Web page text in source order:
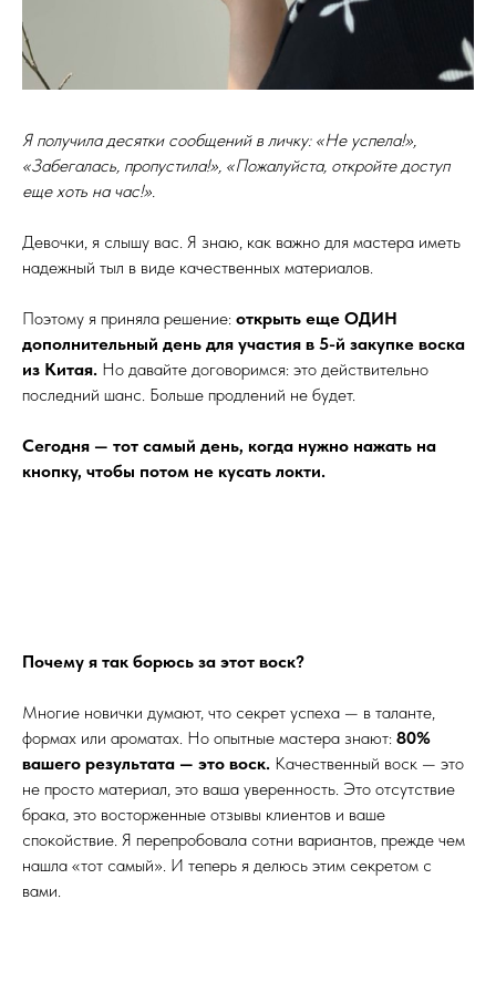
Я получила десятки сообщений в личку: «Не успела!»,
«Забегалась, пропустила!», «Пожалуйста, откройте доступ
еще хоть на час!».
Девочки, я слышу вас. Я знаю, как важно для мастера иметь
надежный тыл в виде качественных материалов.
Поэтому я приняла решение: открыть еще ОДИН
дополнительный день для участия в 5-й закупке воска
из Китая. Но давайте договоримся: это действительно
последний шанс. Больше продлений не будет.
Сегодня — тот самый день, когда нужно нажать на
кнопку, чтобы потом не кусать локти.
Почему я так борюсь за этот воск?
Многие новички думают, что секрет успеха — в таланте,
формах или ароматах. Но опытные мастера знают: 80%
вашего результата — это воск. Качественный воск — это
не просто материал, это ваша уверенность. Это отсутствие
брака, это восторженные отзывы клиентов и ваше
спокойствие. Я перепробовала сотни вариантов, прежде чем
нашла «тот самый». И теперь я делюсь этим секретом с
вами.